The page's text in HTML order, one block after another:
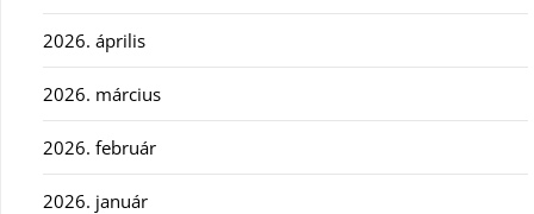
2026. április
2026. március
2026. február
2026. január